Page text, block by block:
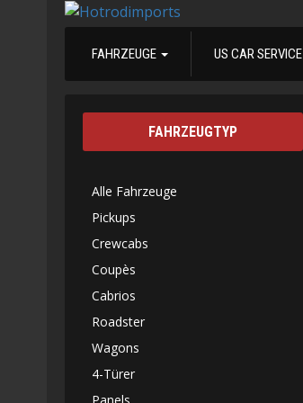
FAHRZEUGE US CAR SERVICE
FAHRZEUGTYP
Alle Fahrzeuge
Pickups
Crewcabs
Coupès
Cabrios
Roadster
Wagons
4-Türer